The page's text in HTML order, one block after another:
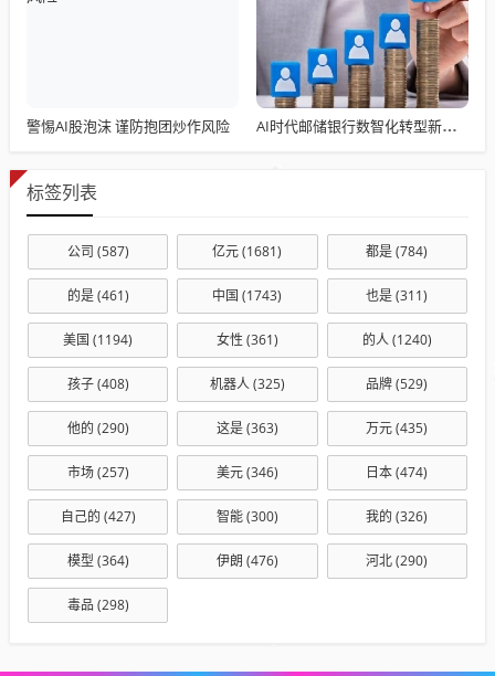
警惕AI股泡沫 谨防抱团炒作风险 AI时代邮储银行数智化转型新突破
标签列表
公司 (587) 亿元(1681) 都是(784)
的是(461) 中国 (1743) 也是(311)
美国 (1194) 女性 (361) 的人(1240)
孩子(408) 机器人(325) 品牌(529)
他的 (290) 这是(363) 万元(435)
市场(257) 美元(346) 日本(474)
自己的 (427) 智能(300) 我的 (326)
模型 (364) 伊朗 (476) 河北(290)
毒品 (298)